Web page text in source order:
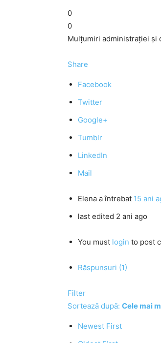
0
0
Mulţumiri administraţiei şi
Share
Facebook
Twitter
Google+
Tumblr
LinkedIn
Mail
Elena a întrebat 15 ani
last edited 2 ani ago
You must login to post
Răspunsuri (1)
Filter
Sortează după: Cele mai
Newest First